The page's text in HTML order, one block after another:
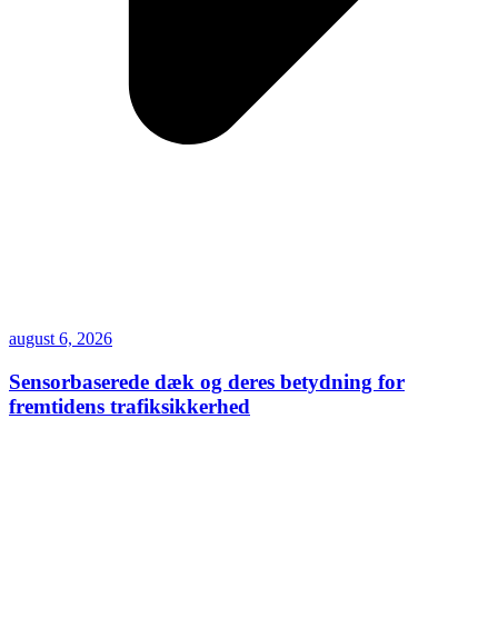
august 6, 2026
Sensorbaserede dæk og deres betydning for
fremtidens trafiksikkerhed